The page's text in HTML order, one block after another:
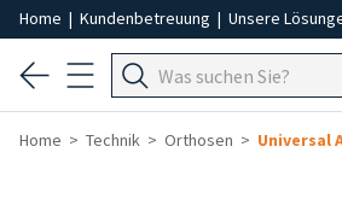
Home | Kundenbetreuung | Unsere
Home Technik Orthosen Universal